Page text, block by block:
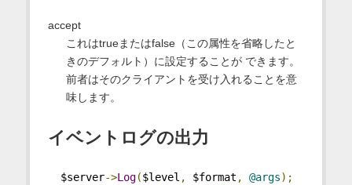
accept
これはtrueまたはfalse（この属性を省略したと
きのデフォルト）に設定することが できます。
前者はそのクライアントを受け入れることを意
味します。
イベントログの出力
$server->Log($level , $format , @args);